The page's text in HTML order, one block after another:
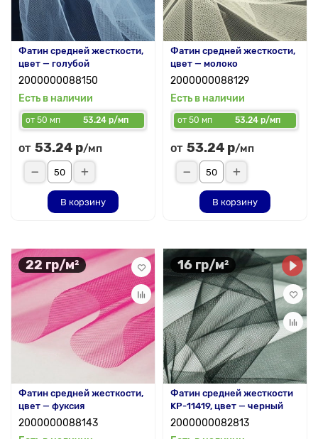
Фатин средней жесткости,
цвет — голубой
2000000088150
Есть в наличии
от 50 мп 53.24 р/мп
от 53.24 р/мп
В корзину
Фатин средней жесткости,
цвет — молоко
2000000088129
Есть в наличии
от 50 мп 53.24 р/мп
от 53.24 р/мп
В корзину
22 гр/м²
Фатин средней жесткости,
цвет — фуксия
2000000088143
16 гр/м²
Фатин средней жесткости
KP-11419, цвет — черный
2000000082813